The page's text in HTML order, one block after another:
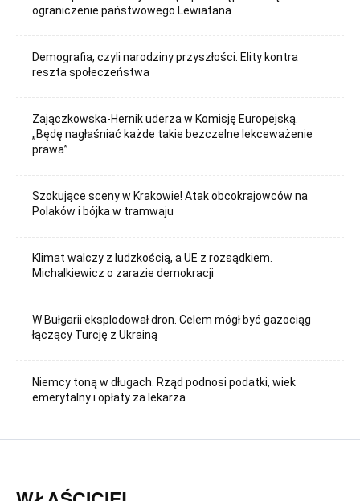
ograniczenie państwowego Lewiatana
Demografia, czyli narodziny przyszłości. Elity kontra
reszta społeczeństwa
Zajączkowska-Hernik uderza w Komisję Europejską.
„Będę nagłaśniać każde takie bezczelne lekceważenie
prawa”
Szokujące sceny w Krakowie! Atak obcokrajowców na
Polaków i bójka w tramwaju
Klimat walczy z ludzkością, a UE z rozsądkiem.
Michalkiewicz o zarazie demokracji
W Bułgarii eksplodował dron. Celem mógł być gazociąg
łączący Turcję z Ukrainą
Niemcy toną w długach. Rząd podnosi podatki, wiek
emerytalny i opłaty za lekarza